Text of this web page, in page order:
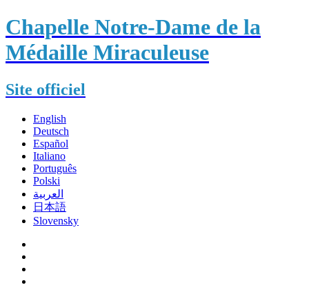
Chapelle Notre-Dame de la
Médaille Miraculeuse
Site officiel
English
Deutsch
Español
Italiano
Português
Polski
العربية
日本語
Slovensky